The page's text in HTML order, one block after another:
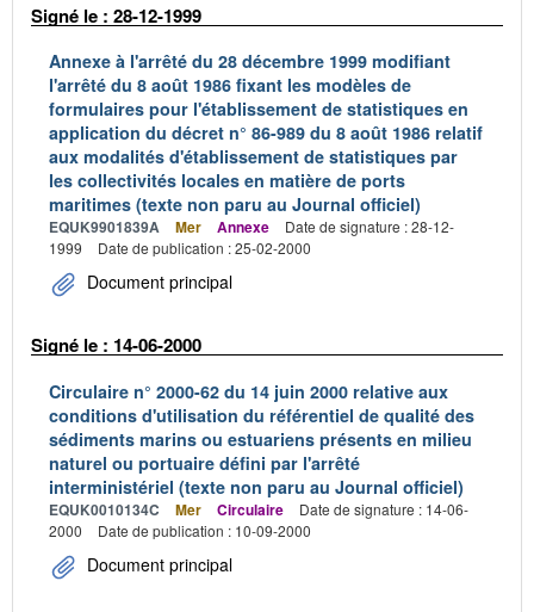
Signé le : 28-12-1999
Annexe à l'arrêté du 28 décembre 1999 modifiant
l'arrêté du 8 août 1986 fixant les modèles de
formulaires pour l'établissement de statistiques en
application du décret n° 86-989 du 8 août 1986 relatif
aux modalités d'établissement de statistiques par
les collectivités locales en matière de ports
maritimes (texte non paru au Journal officiel)
EQUK9901839A Mer Annexe
Date de signature : 28-12-
1999
Date de publication : 25-02-2000
Document principal
Signé le : 14-06-2000
Circulaire n° 2000-62 du 14 juin 2000 relative aux
conditions d'utilisation du référentiel de qualité des
sédiments marins ou estuariens présents en milieu
naturel ou portuaire défini par l'arrêté
interministériel (texte non paru au Journal officiel)
EQUK0010134C Mer Circulaire
Date de signature : 14-06-
2000
Date de publication : 10-09-2000
Document principal